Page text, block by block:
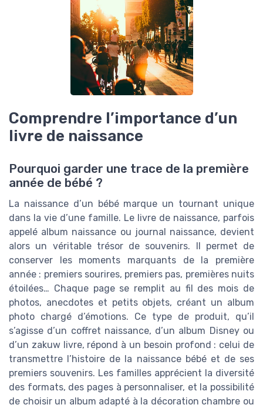
Comprendre l’importance d’un
livre de naissance
Pourquoi garder une trace de la première
année de bébé ?
La naissance d’un bébé marque un tournant unique
dans la vie d’une famille. Le livre de naissance, parfois
appelé album naissance ou journal naissance, devient
alors un véritable trésor de souvenirs. Il permet de
conserver les moments marquants de la première
année : premiers sourires, premiers pas, premières nuits
étoilées… Chaque page se remplit au fil des mois de
photos, anecdotes et petits objets, créant un album
photo chargé d’émotions. Ce type de produit, qu’il
s’agisse d’un coffret naissance, d’un album Disney ou
d’un zakuw livre, répond à un besoin profond : celui de
transmettre l’histoire de la naissance bébé et de ses
premiers souvenirs. Les familles apprécient la diversité
des formats, des pages à personnaliser, et la possibilité
de choisir un album adapté à la décoration chambre ou